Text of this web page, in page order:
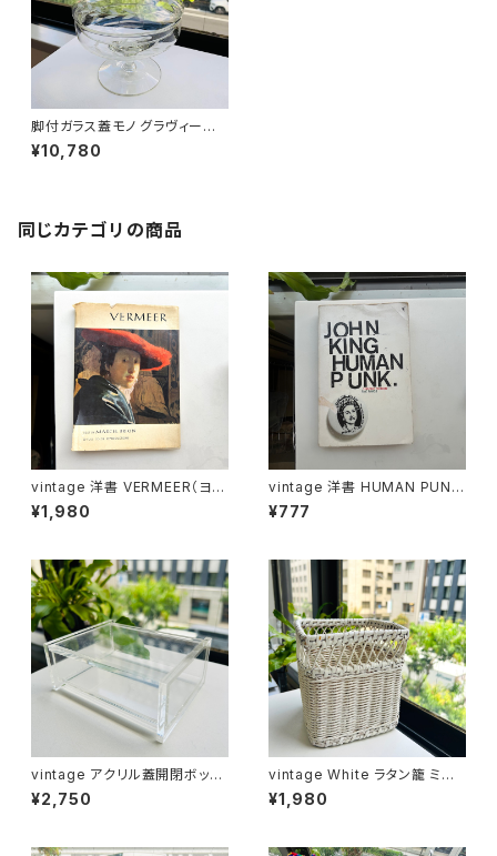
脚付ガラス蓋モノ グラヴィール
模様 ボンボンディッシュ
¥10,780
同じカテゴリの商品
vintage 洋書 VERMEER（ヨハ
ネス・フェルメール）
¥1,980
vintage 洋書 HUMAN PUNK
by John King
¥777
vintage アクリル蓋開閉ボック
ス
¥2,750
vintage White ラタン籠 ミニ
ボックス
¥1,980